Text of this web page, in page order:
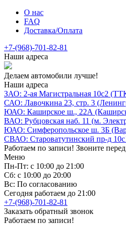
О нас
FAQ
Доставка/Оплата
+7-(968)-701-82-81
Наши адреса
Делаем автомобили лучше!
Наши адреса
ЗАО: 2-ая Магистральная 10с2
САО: Лавочкина 23, стр. 3
ЮАО: Каширское ш., 22А
ВАО: Рубцовская наб. 11 (м.
ЮАО: Симферопольское ш. 3Б
СВАО: Староватутинский пр-д
Работаем по записи! Звоните
Меню
Пн-Пт: с 10:00 до 21:00
Сб: с 10:00 до 20:00
Вс: По согласованию
Сегодня работаем до 21:00
+7-(968)-701-82-81
Заказать обратный звонок
Работаем по записи!